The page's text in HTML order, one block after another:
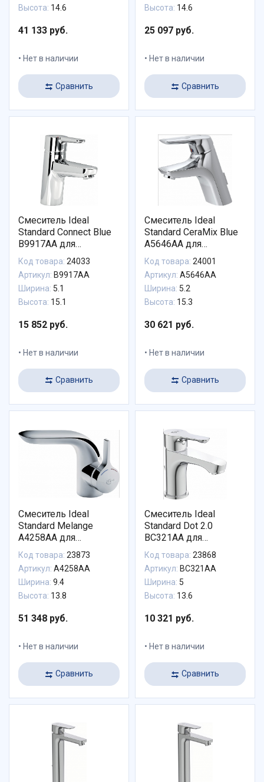
Высота: 14.6
41 133 руб.
Нет в наличии
Сравнить
Высота: 14.6
25 097 руб.
Нет в наличии
Сравнить
Смеситель Ideal
Standard Connect Blue
B9917AA для
раковины
Код товара: 24033
Артикул: B9917AA
Ширина: 5.1
Высота: 15.1
15 852 руб.
Нет в наличии
Сравнить
Смеситель Ideal
Standard CeraMix Blue
A5646AA для
раковины с донным
клапаном
Код товара: 24001
Артикул: A5646AA
Ширина: 5.2
Высота: 15.3
30 621 руб.
Нет в наличии
Сравнить
Смеситель Ideal
Standard Melange
A4258AA для
раковины с донным
клапаном
Код товара: 23873
Артикул: A4258AA
Ширина: 9.4
Высота: 13.8
51 348 руб.
Нет в наличии
Сравнить
Смеситель Ideal
Standard Dot 2.0
BC321AA для
раковины с донным
клапаном
Код товара: 23868
Артикул: BC321AA
Ширина: 5
Высота: 13.6
10 321 руб.
Нет в наличии
Сравнить